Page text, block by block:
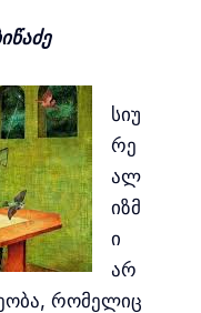
სიუ
რე
ალ
იზმ
ი
არ
რომელიც